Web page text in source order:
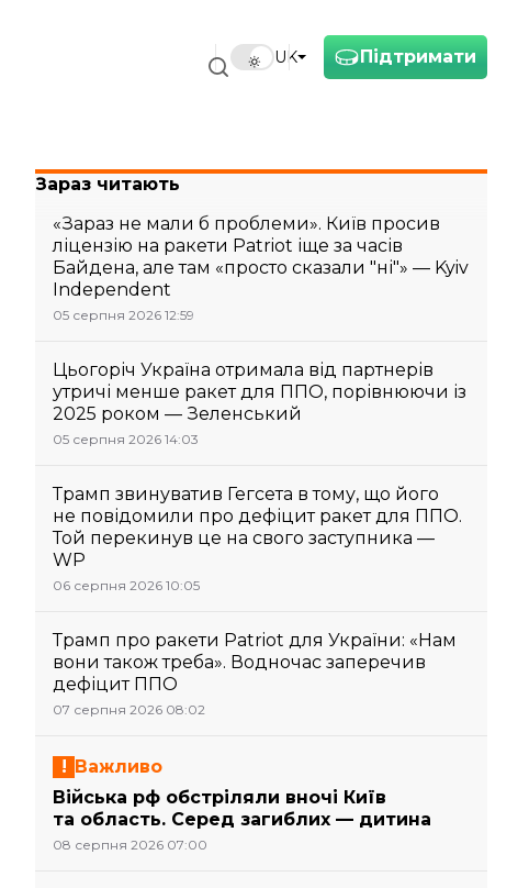
Підтримати
UK
Зараз читають
«Зараз не мали б проблеми». Київ просив
ліцензію на ракети Patriot іще за часів
Байдена, але там «просто сказали "ні"» — Kyiv
Independent
05 серпня 2026 12:59
Цьогоріч Україна отримала від партнерів
утричі менше ракет для ППО, порівнюючи із
2025 роком — Зеленський
05 серпня 2026 14:03
Трамп звинуватив Гегсета в тому, що його
не повідомили про дефіцит ракет для ППО.
Той перекинув це на свого заступника —
WP
06 серпня 2026 10:05
Трамп про ракети Patriot для України: «Нам
вони також треба». Водночас заперечив
дефіцит ППО
07 серпня 2026 08:02
Важливо
Війська рф обстріляли вночі Київ
та область. Серед загиблих — дитина
08 серпня 2026 07:00